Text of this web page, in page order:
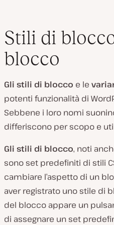
Stili di
blocco
Gli stili di blocco e le
potenti funzionalità di
Sebbene i loro nomi
differiscono per scopo e
Gli stili di blocco, noti
sono set predefiniti di stili
cambiare l’aspetto di un
aver registrato uno stile di
del blocco appare un
di assegnare un set